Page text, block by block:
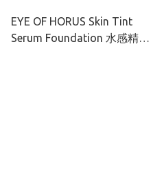
EYE OF HORUS Skin Tint
Serum Foundation 水感精華